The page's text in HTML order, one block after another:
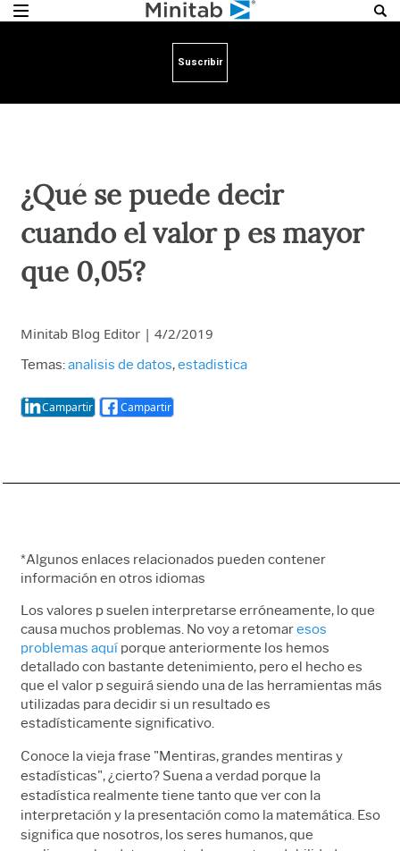
Suscribir
¿Qué se puede decir
cuando el valor p es mayor
que 0,05?
Minitab Blog Editor | 4/2/2019
Temas:analisis de datos,estadistica
Campartir Campartir
*Algunos enlaces relacionados pueden contener
información en otros idiomas
Los valores p suelen interpretarse erróneamente, lo que
causa muchos problemas. No voy a retomaresos
problemas aquí porque anteriormente los hemos
detallado con bastante detenimiento, pero el hecho es
que el valor p seguirá siendo una de las herramientas más
utilizadas para decidir si un resultado es
estadísticamente significativo.
Conoce la vieja frase "Mentiras, grandes mentiras y
estadísticas", ¿cierto? Suena a verdad porque la
estadística realmente tiene tanto que ver con la
interpretación y la presentación como la matemática. Eso
significa que nosotros, los seres humanos, que